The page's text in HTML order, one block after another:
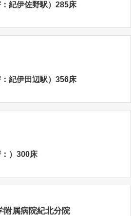
紀伊佐野駅）285床
紀伊田辺駅）356床
）300床
附属病院紀北分院